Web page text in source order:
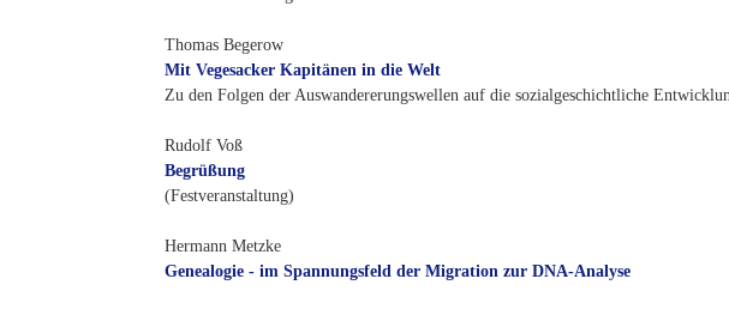
Thomas Begerow
Mit Vegesacker Kapitänen in die Welt
Zu den Folgen der Auswandererungswellen auf die sozialgeschichtliche
Rudolf Voß
Begrüßung
(Festveranstaltung)
Hermann Metzke
Genealogie - im Spannungsfeld der Migration zur DNA-Analyse